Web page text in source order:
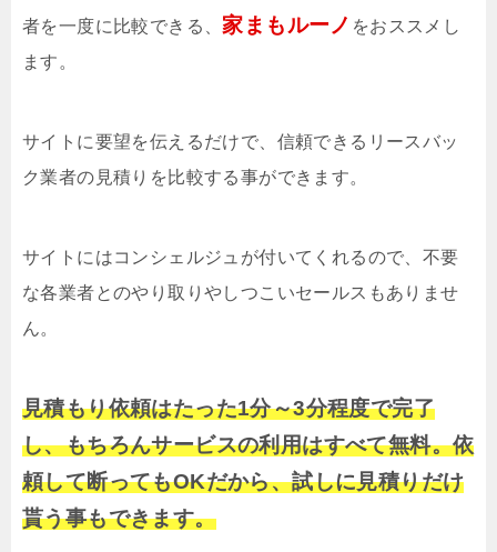
者を一度に比較できる、家まもルーノ をおススメし
ます。
サイトに要望を伝えるだけで、信頼できるリースバッ
ク業者の見積りを比較する事ができます。
サイトにはコンシェルジュが付いてくれるので、不要
な各業者とのやり取りやしつこいセールスもありませ
ん。
見積もり依頼はたった1分～3分程度で完了
し、もちろんサービスの利用はすべて無料。依
頼して断ってもOKだから、試しに見積りだけ
貰う事もできます。